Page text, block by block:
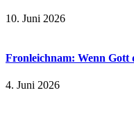
10. Juni 2026
Fronleichnam: Wenn Gott
4. Juni 2026